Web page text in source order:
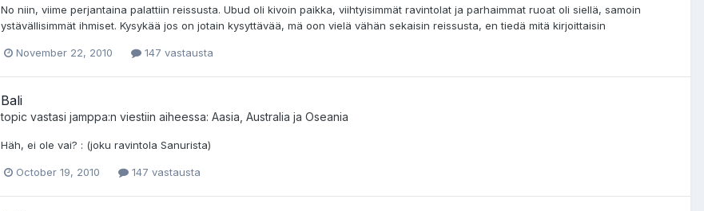
No niin, viime perjantaina palattiin reissusta. Ubud oli kivoin paikka, viihtyisimmät ravintolat ja parhaimmat ruoat oli siellä, samoin
ystävällisimmät ihmiset. Kysykää jos on jotain kysyttävää, mä oon vielä vähän sekaisin reissusta, en tiedä mitä kirjoittaisin
November 22, 2010 147 vastausta
Bali
topic vastasi jamppa:n viestiin aiheessa: Aasia, Australia ja Oseania
Häh, ei ole vai? : (joku ravintola Sanurista)
October 19, 2010 147 vastausta